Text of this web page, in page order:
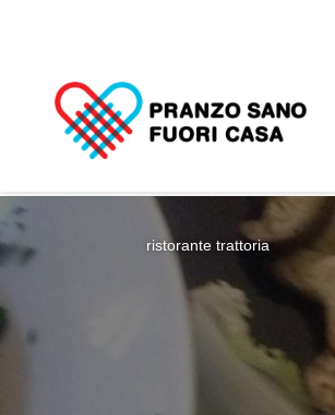
ristorante trattoria